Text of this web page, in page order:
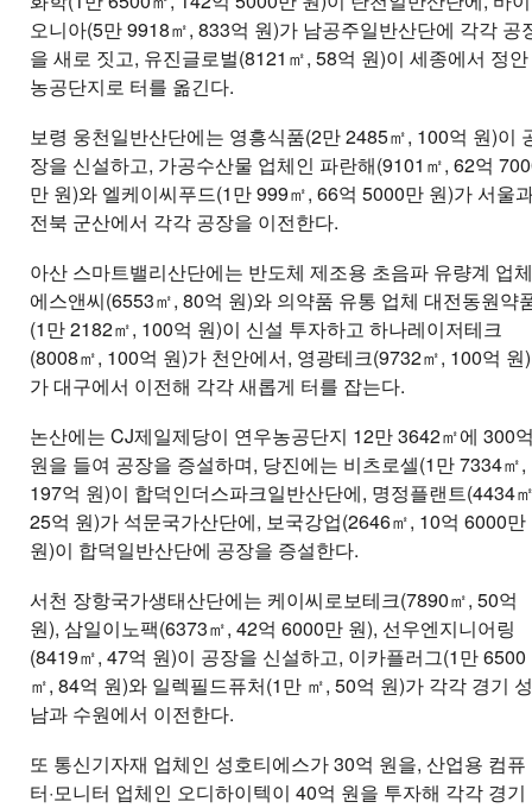
오니아(5만 9918㎡, 833억 원)가 남공주일반산단에 각각 공
을 새로 짓고, 유진글로벌(8121㎡, 58억 원)이 세종에서 정안
농공단지로 터를 옮긴다.
보령 웅천일반산단에는 영흥식품(2만 2485㎡, 100억 원)이
장을 신설하고, 가공수산물 업체인 파란해(9101㎡, 62억
만 원)와 엘케이씨푸드(1만 999㎡, 66억 5000만 원)가 서울
전북 군산에서 각각 공장을 이전한다.
아산 스마트밸리산단에는 반도체 제조용 초음파 유량계 업
에스앤씨(6553㎡, 80억 원)와 의약품 유통 업체 대전동원약
(1만 2182㎡, 100억 원)이 신설 투자하고 하나레이저테크
(8008㎡, 100억 원)가 천안에서, 영광테크(9732㎡, 100억 원)
가 대구에서 이전해 각각 새롭게 터를 잡는다.
논산에는 CJ제일제당이 연우농공단지 12만 3642㎡에 300
원을 들여 공장을 증설하며, 당진에는 비츠로셀(1만 7334㎡,
197억 원)이 합덕인더스파크일반산단에, 명정플랜트(4434
25억 원)가 석문국가산단에, 보국강업(2646㎡, 10억 6000만
원)이 합덕일반산단에 공장을 증설한다.
서천 장항국가생태산단에는 케이씨로보테크(7890㎡, 50억
원), 삼일이노팩(6373㎡, 42억 6000만 원), 선우엔지니어링
(8419㎡, 47억 원)이 공장을 신설하고, 이카플러그(1만 6500
㎡, 84억 원)와 일렉필드퓨처(1만 ㎡, 50억 원)가 각각 경기
남과 수원에서 이전한다.
또 통신기자재 업체인 성호티에스가 30억 원을, 산업용 컴퓨
터·모니터 업체인 오디하이텍이 40억 원을 투자해 각각 경기